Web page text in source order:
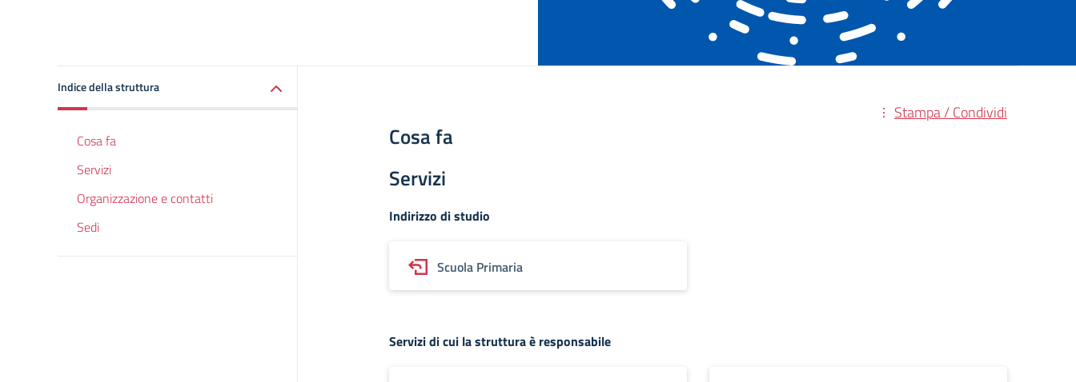
Indice della struttura
Cosa fa
Servizi
Organizzazione e contatti
Sedi
Stampa / Condividi
Cosa fa
Servizi
Indirizzo di studio
Scuola Primaria
Servizi di cui la struttura è responsabile